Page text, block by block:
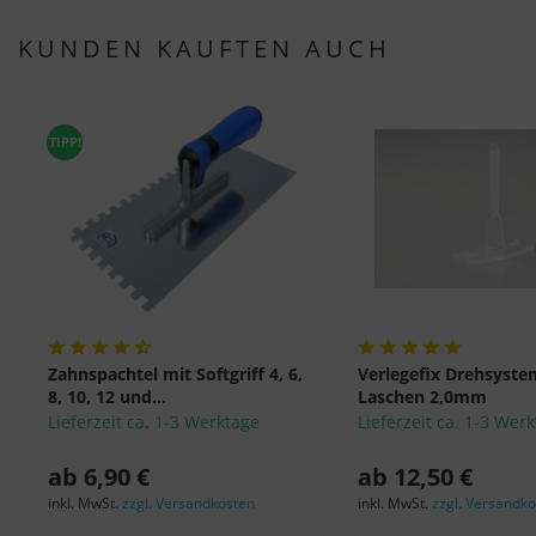
KUNDEN KAUFTEN AUCH
TIPP!
Zahnspachtel mit Softgriff 4, 6,
8, 10, 12 und...
Lieferzeit ca. 1-3 Werktage
ab 6,90 €
inkl. MwSt. zzgl. Versandkosten
Verlegefix
Laschen 2,0mm
Lieferzeit ca. 1-3
ab 12,50 €
inkl. MwSt. zzgl.